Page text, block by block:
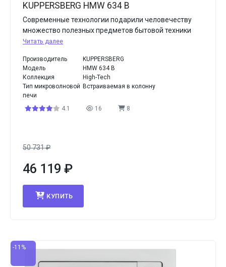
KUPPERSBERG HMW 634 B
Современные технологии подарили человечеству
множество полезных предметов бытовой техники
Читать далее
Производитель
KUPPERSBERG
Модель
HMW 634 B
Коллекция
High-Tech
Тип микроволновой
печи
Встраиваемая в колонну
4.1 16 8
50 731₽
46 119 ₽
КУПИТЬ
-11%